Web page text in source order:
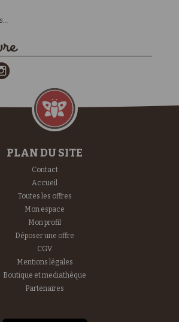
PLAN DU SITE
Contact
Accueil
Toutes les offres
Mon espace
Mon profil
Déposer une offre
CGV
Mentions légales
Boutique et mediathèque
Partenaires